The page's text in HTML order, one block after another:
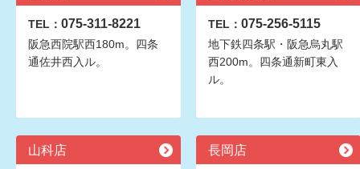
TEL： 075-311-8221
阪急西院駅西180m。四条
通佐井西入ル。
TEL： 075-256-5115
地下鉄四条駅・阪急烏丸駅
西200m。四条通新町東入
ル。
山科店 長岡店